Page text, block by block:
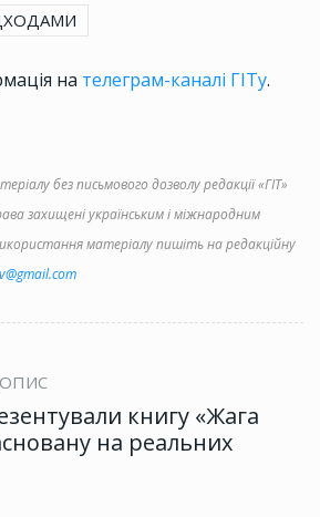
на телеграм-каналі ГІТу.
без письмового дозволу редакції «ГІТ»
захищені українським і міжнародним
матеріалу пишіть на редакційну
книгу «Жага
на реальних